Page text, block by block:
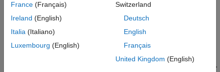
トピック
結果レビューの管理
Polyspace Access Web インターフェイスでの重大度による順
ダッシュボードに移動する、結果をフィルターする、問題をチー
France (Français)
Ireland (English)
Italia (Italiano)
Luxembourg (English)
Switzerland
Deutsch
English
Français
United Kingdom (English)